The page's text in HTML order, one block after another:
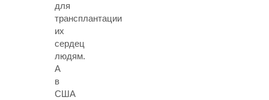
для
трансплантации
их
сердец
людям.
А
в
США